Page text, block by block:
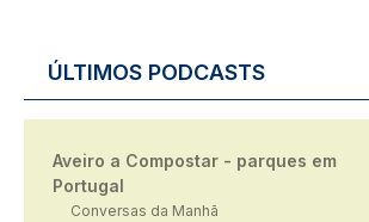
ÚLTIMOS PODCASTS
Aveiro a Compostar - parques em
Portugal
Conversas da Manhã